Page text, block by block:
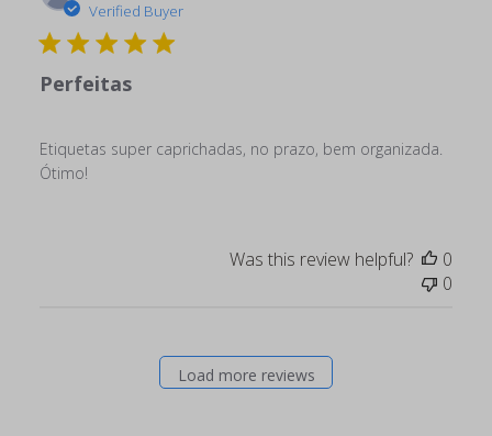
Verified Buyer
Perfeitas
Etiquetas super caprichadas, no prazo, bem organizada.
Ótimo!
Was this review helpful?
0
0
Load more reviews